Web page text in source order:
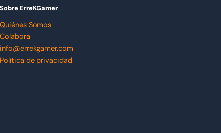
Sobre ErreKGamer
Quiénes Somos
Colabora
info@errekgamer.com
Política de privacidad